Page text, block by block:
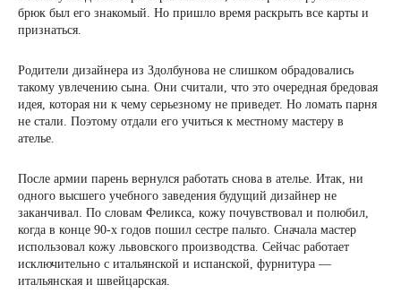
брюк был его знакомый. Но пришло время раскрыть все карты и
признаться.
Родители дизайнера из Здолбунова не слишком обрадовались
такому увлечению сына. Они считали, что это очередная бредовая
идея, которая ни к чему серьезному не приведет. Но ломать парня
не стали. Поэтому отдали его учиться к местному мастеру в
ателье.
После армии парень вернулся работать снова в ателье. Итак, ни
одного высшего учебного заведения будущий дизайнер не
заканчивал. По словам Феликса, кожу почувствовал и полюбил,
когда в конце 90-х годов пошил сестре пальто. Сначала мастер
использовал кожу львовского производства. Сейчас работает
исключительно с итальянской и испанской, фурнитура —
итальянская и швейцарская.